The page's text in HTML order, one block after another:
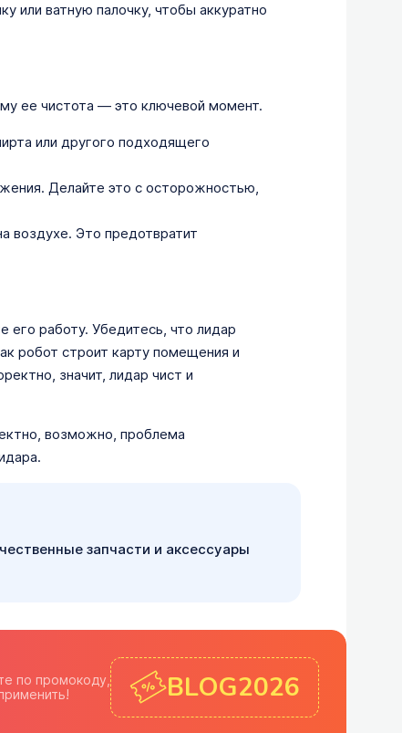
или ватную палочку, чтобы аккуратно
ее чистота — это ключевой момент.
или другого подходящего
Делайте это с осторожностью,
воздухе. Это предотвратит
его работу. Убедитесь, что лидар
робот строит карту помещения и
значит, лидар чист и
возможно, проблема
запчасти и аксессуары
по промокоду,
BLOG2026